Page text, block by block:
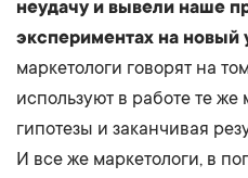
неудачу и вывели наше
экспериментах на новый
маркетологи говорят на
используют в работе те же
гипотезы и заканчивая
И все же маркетологи, в